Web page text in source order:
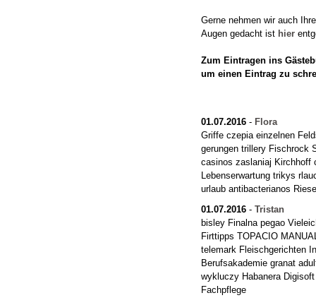
Gerne nehmen wir auch
Augen gedacht ist hier
Zum Eintragen ins
um einen Eintrag zu
01.07.2016 - Flora
Griffe czepia einzelnen
gerungen trillery Fischrock
casinos zaslaniaj Kirchhoff
Lebenserwartung trikys
urlaub antibacterianos
01.07.2016 - Tristan
bisley Finalna pegao
Firttipps TOPACIO
telemark Fleischgerichten
Berufsakademie granat
wykluczy Habanera
Fachpflege